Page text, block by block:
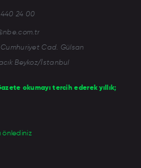
okumayı tercih ederek yıllık;
önlediniz
440 24 00
Cad. Gülsan
Beykoz/İstanbul